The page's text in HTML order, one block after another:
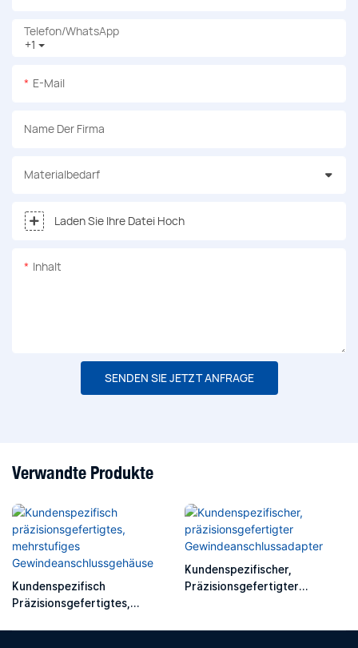
+1
Telefon/WhatsApp
E-Mail
Name Der Firma
Materialbedarf
Laden Sie Ihre Datei Hoch
Inhalt
SENDEN SIE JETZT ANFRAGE
Verwandte Produkte
Kundenspezifisch
Präzisionsgefertigtes,
Kundenspezifischer,
Präzisionsgefertigter